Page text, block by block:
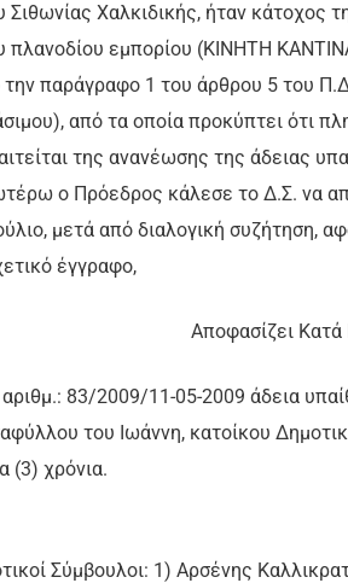
Χαλκιδικής, ήταν κάτοχος
πλανοδίου εμπορίου (ΚΙΝΗΤΗ
παράγραφο 1 του άρθρου 5 του
από τα οποία προκύπτει ότι
της ανανέωσης της άδειας
ο Πρόεδρος κάλεσε το Δ.Σ. να
μετά από διαλογική συζήτηση,
έγγραφο,
Αποφασίζει
83/2009/11-05-2009 άδεια
του Ιωάννη, κατοίκου
(3) χρόνια.
Σύμβουλοι: 1) Αρσένης